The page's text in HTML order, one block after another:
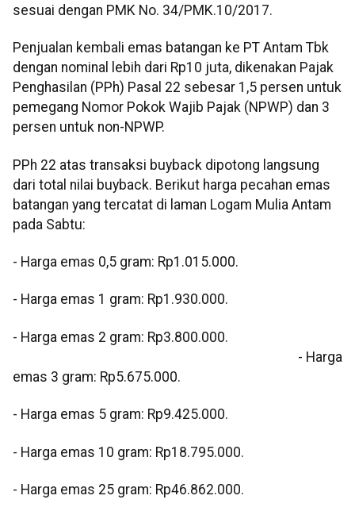
sesuai dengan PMK No. 34/PMK.10/2017.
Penjualan kembali emas batangan ke PT Antam Tbk
dengan nominal lebih dari Rp10 juta, dikenakan Pajak
Penghasilan (PPh) Pasal 22 sebesar 1,5 persen untuk
pemegang Nomor Pokok Wajib Pajak (NPWP) dan 3
persen untuk non-NPWP.
PPh 22 atas transaksi buyback dipotong langsung
dari total nilai buyback. Berikut harga pecahan emas
batangan yang tercatat di laman Logam Mulia Antam
pada Sabtu:
- Harga emas 0,5 gram: Rp1.015.000.
- Harga emas 1 gram: Rp1.930.000.
- Harga emas 2 gram: Rp3.800.000.
- Harga
emas 3 gram: Rp5.675.000.
- Harga emas 5 gram: Rp9.425.000.
- Harga emas 10 gram: Rp18.795.000.
- Harga emas 25 gram: Rp46.862.000.